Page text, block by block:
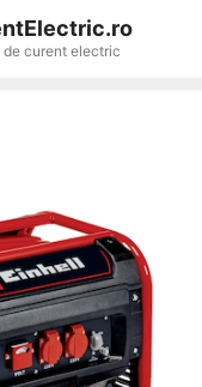
de curent electric